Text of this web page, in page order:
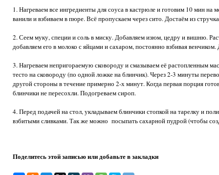
1. Нагреваем все ингредиенты для соуса в кастрюле и готовим 10 мин на
ванили и взбиваем в пюре. Всё пропускаем через сито. Достаём из
2. Сеем муку, специи и соль в миску. Добавляем изюм, цедру и вишню.
добавляем его в молоко с яйцами и сахаром, постоянно взбивая
3. Нагреваем непригораемую сковороду и смазываем её растопленным
тесто на сковороду (по одной ложке на блинчик). Через 2-3 минуты
другой стороны в течение примерно 2-х минут. Когда первая порция
блинчики не пересохли. Подогреваем сироп.
4. Перед подачей на стол, укладываем блинчики стопкой на тарелку и
взбитыми сливками. Так же можно посыпать сахарной пудрой (чтобы
Поделитесь этой записью или добавьте в закладки